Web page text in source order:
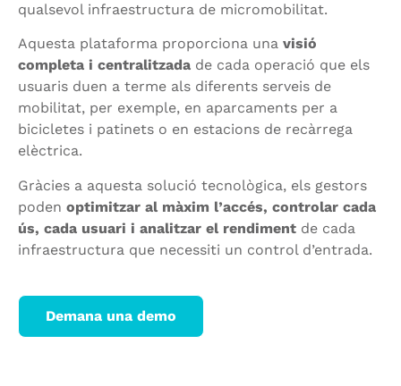
qualsevol infraestructura de micromobilitat.
Aquesta plataforma proporciona una visió
completa i centralitzada de cada operació que els
usuaris duen a terme als diferents serveis de
mobilitat, per exemple, en aparcaments per a
bicicletes i patinets o en estacions de recàrrega
elèctrica.
Gràcies a aquesta solució tecnològica, els gestors
poden optimitzar al màxim l’accés, controlar cada
ús, cada usuari i analitzar el rendiment de cada
infraestructura que necessiti un control d’entrada.
Demana una demo